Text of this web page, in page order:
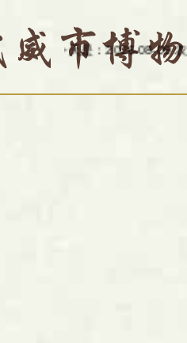
今天是：2026-08-09 农历 丙午